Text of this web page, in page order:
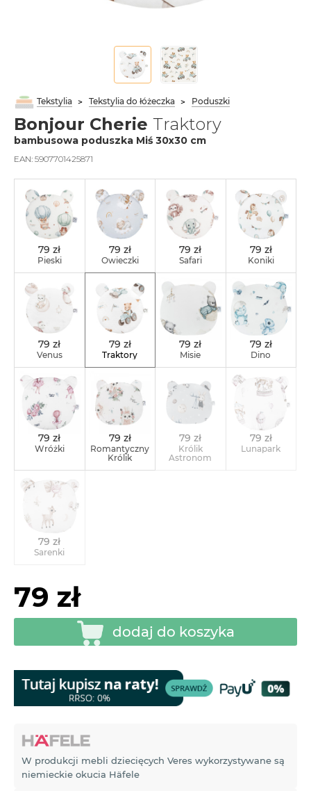
Tekstylia Tekstylia do łóżeczka Poduszki
Bonjour Cherie Traktory
bambusowa poduszka Miś 30x30 cm
EAN: 5907701425871
79 zł
Pieski
79 zł
Owieczki
79 zł
Safari
79 zł
Koniki
79 zł
Venus
79 zł
Traktory
79 zł
Misie
79 zł
Dino
79 zł
Wróżki
79 zł
Romantyczny
Królik
79 zł
Królik
Astronom
79 zł
Lunapark
79 zł
Sarenki
79 zł
dodaj do koszyka
W produkcji mebli dziecięcych Veres wykorzystywane są
niemieckie okucia Häfele